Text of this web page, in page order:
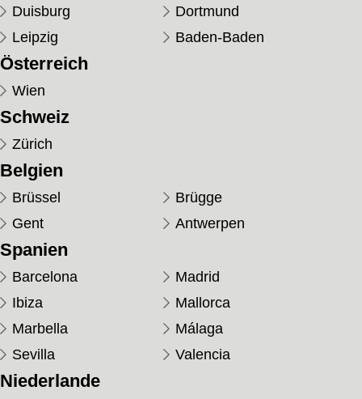
Duisburg
Dortmund
Leipzig
Baden-Baden
Österreich
Wien
Schweiz
Zürich
Belgien
Brüssel
Brügge
Gent
Antwerpen
Spanien
Barcelona
Madrid
Ibiza
Mallorca
Marbella
Málaga
Sevilla
Valencia
Niederlande